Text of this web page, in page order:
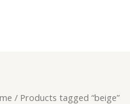
/ Products tagged “beige”